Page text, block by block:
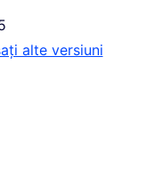
alte versiuni